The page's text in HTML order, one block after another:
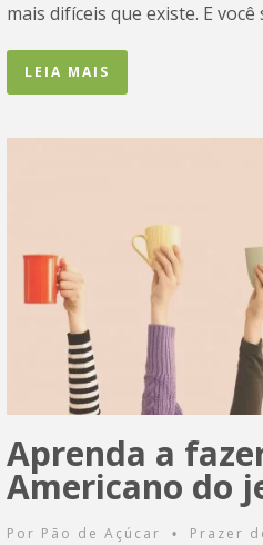
mais difíceis que existe. E
LEIA MAIS
Aprenda a
Americano do
Por Pão de Açúcar • Prazer